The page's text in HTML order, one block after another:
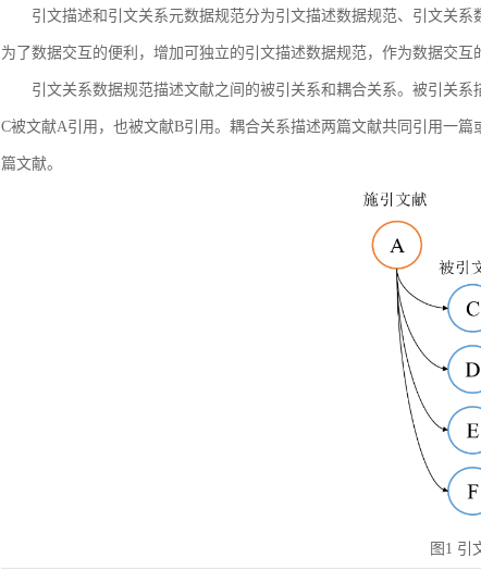
引文描述和引文关系元数据规范分为引文描述数据规范、引文关
为了数据交互的便利，增加可独立的引文描述数据规范，作为数据交互
引文关系数据规范描述文献之间的被引关系和耦合关系。被引关
C被文献A引用，也被文献B引用。耦合关系描述两篇文献共同引用一
篇文献。
图1 引